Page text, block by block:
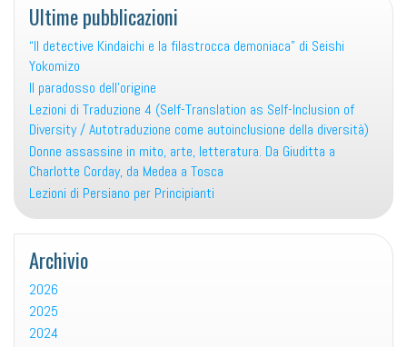
Ultime pubblicazioni
“Il detective Kindaichi e la filastrocca demoniaca” di Seishi
Yokomizo
Il paradosso dell’origine
Lezioni di Traduzione 4 (Self-Translation as Self-Inclusion of
Diversity / Autotraduzione come autoinclusione della diversità)
Donne assassine in mito, arte, letteratura. Da Giuditta a
Charlotte Corday, da Medea a Tosca
Lezioni di Persiano per Principianti
Archivio
2026
2025
2024